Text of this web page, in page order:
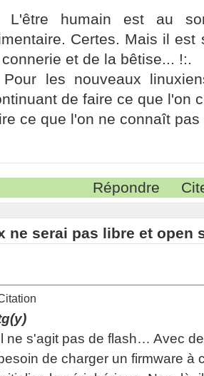
L'être humain est au
Certes. Mais il est
et de la bêtise... !:.
les nouveaux
de faire ce que l'on
ce que l'on ne connaît pas
Répondre
ne serai pas libre et open
ne s'agit pas de flash… Avec
besoin de charger un firmware à